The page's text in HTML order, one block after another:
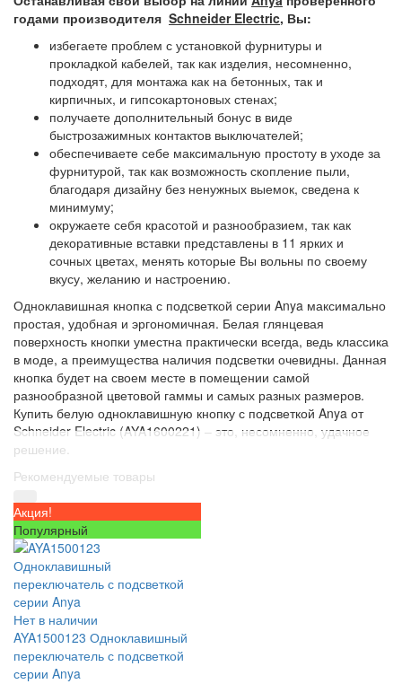
годами производителя Schneider Electric, Вы:
избегаете проблем с установкой фурнитуры и
прокладкой кабелей, так как изделия, несомненно,
подходят, для монтажа как на бетонных, так и
кирпичных, и гипсокартоновых стенах;
получаете дополнительный бонус в виде
быстрозажимных контактов выключателей;
обеспечиваете себе максимальную простоту в уходе за
фурнитурой, так как возможность скопление пыли,
благодаря дизайну без ненужных выемок, сведена к
минимуму;
окружаете себя красотой и разнообразием, так как
декоративные вставки представлены в 11 ярких и
сочных цветах, менять которые Вы вольны по своему
вкусу, желанию и настроению.
Одноклавишная кнопка с подсветкой серии Anya максимально
простая, удобная и эргономичная. Белая глянцевая
поверхность кнопки уместна практически всегда, ведь классика
в моде, а преимущества наличия подсветки очевидны. Данная
кнопка будет на своем месте в помещении самой
разнообразной цветовой гаммы и самых разных размеров.
Купить белую одноклавишную кнопку с подсветкой Anya от
Schneider Electric (AYA1600221) – это, несомненно, удачное
решение.
Рекомендуемые товары
Акция!
Популярный
Нет в наличии
AYA1500123 Одноклавишный
переключатель с подсветкой
серии Anya